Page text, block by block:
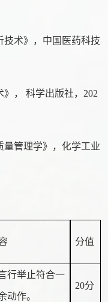
技术》，中国医药科技
， 科学出版社， 202
量管理学》，化学工业
分值
行举止符合一
动作。
20分